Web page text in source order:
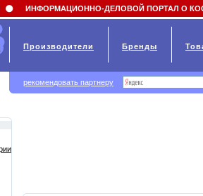
value
ИНФОРМАЦИОННО-ДЕЛОВОЙ ПОРТАЛ О
Производители Бренды
рекомендовать партнеру